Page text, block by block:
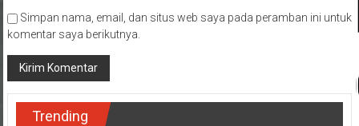
Simpan nama, email, dan situs web saya pada peramban ini untuk
komentar saya berikutnya.
Trending